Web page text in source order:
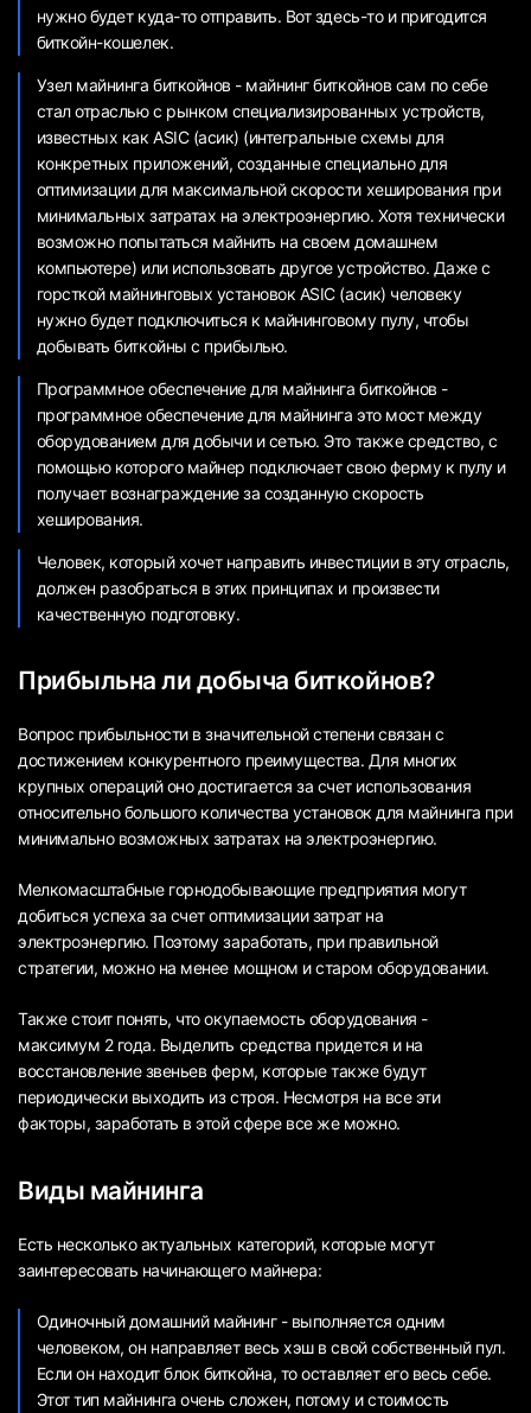
нужно будет куда-то отправить. Вот здесь-то и пригодится
биткойн-кошелек.
Узел майнинга биткойнов - майнинг биткойнов сам по себе
стал отраслью с рынком специализированных устройств,
известных как ASIC (асик) (интегральные схемы для
конкретных приложений, созданные специально для
оптимизации для максимальной скорости хеширования при
минимальных затратах на электроэнергию. Хотя технически
возможно попытаться майнить на своем домашнем
компьютере) или использовать другое устройство. Даже с
горсткой майнинговых установок ASIC (асик) человеку
нужно будет подключиться к майнинговому пулу, чтобы
добывать биткойны с прибылью.
Программное обеспечение для майнинга биткойнов -
программное обеспечение для майнинга это мост между
оборудованием для добычи и сетью. Это также средство, с
помощью которого майнер подключает свою ферму к пулу и
получает вознаграждение за созданную скорость
хеширования.
Человек, который хочет направить инвестиции в эту отрасль,
должен разобраться в этих принципах и произвести
качественную подготовку.
Прибыльна ли добыча биткойнов?
Вопрос прибыльности в значительной степени связан с
достижением конкурентного преимущества. Для многих
крупных операций оно достигается за счет использования
относительно большого количества установок для майнинга при
минимально возможных затратах на электроэнергию.
Мелкомасштабные горнодобывающие предприятия могут
добиться успеха за счет оптимизации затрат на
электроэнергию. Поэтому заработать, при правильной
стратегии, можно на менее мощном и старом оборудовании.
Также стоит понять, что окупаемость оборудования -
максимум 2 года. Выделить средства придется и на
восстановление звеньев ферм, которые также будут
периодически выходить из строя. Несмотря на все эти
факторы, заработать в этой сфере все же можно.
Виды майнинга
Есть несколько актуальных категорий, которые могут
заинтересовать начинающего майнера:
Одиночный домашний майнинг - выполняется одним
человеком, он направляет весь хэш в свой собственный пул.
Если он находит блок биткойна, то оставляет его весь себе.
Этот тип майнинга очень сложен, потому и стоимость